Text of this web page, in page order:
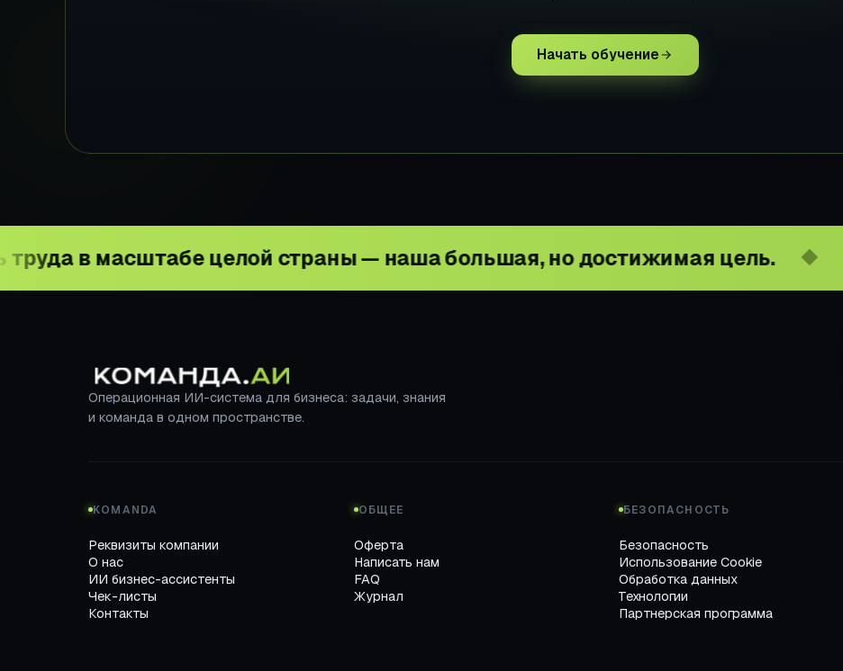
Начать обучение
целой страны — наша большая, но достижимая цель. ◆
Операционная ИИ-система для бизнеса: задачи, знания
и команда в одном пространстве.
KOMANDA
Реквизиты компании
О нас
ИИ бизнес-ассистенты
Чек-листы
Контакты
ОБЩЕЕ
Оферта
Написать нам
FAQ
Журнал
БЕЗОПАСНОСТЬ
Безопасность
Использование Cookie
Обработка данных
Технологии
Партнерская программа